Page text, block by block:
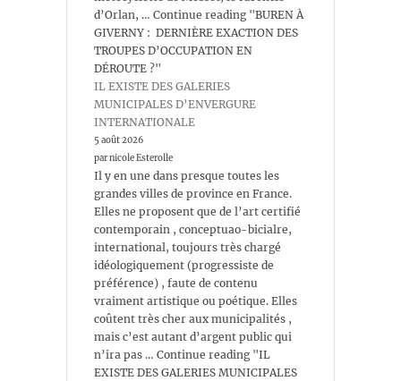
d’Orlan, … Continue reading "BUREN À
GIVERNY : DERNIÈRE EXACTION DES
TROUPES D’OCCUPATION EN
DÉROUTE ?"
IL EXISTE DES GALERIES
MUNICIPALES D’ENVERGURE
INTERNATIONALE
5 août 2026
par nicole Esterolle
Il y en une dans presque toutes les
grandes villes de province en France.
Elles ne proposent que de l’art certifié
contemporain , conceptuao-bicialre,
international, toujours très chargé
idéologiquement (progressiste de
préférence) , faute de contenu
vraiment artistique ou poétique. Elles
coûtent très cher aux municipalités ,
mais c’est autant d’argent public qui
n’ira pas … Continue reading "IL
EXISTE DES GALERIES MUNICIPALES